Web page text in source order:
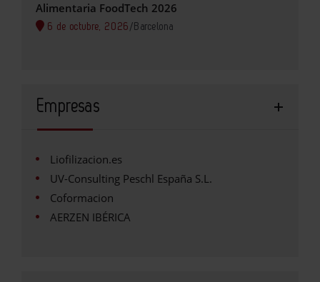
Alimentaria FoodTech 2026
6 de octubre, 2026 / Barcelona
Empresas
Liofilizacion.es
UV-Consulting Peschl España S.L.
Coformacion
AERZEN IBÉRICA